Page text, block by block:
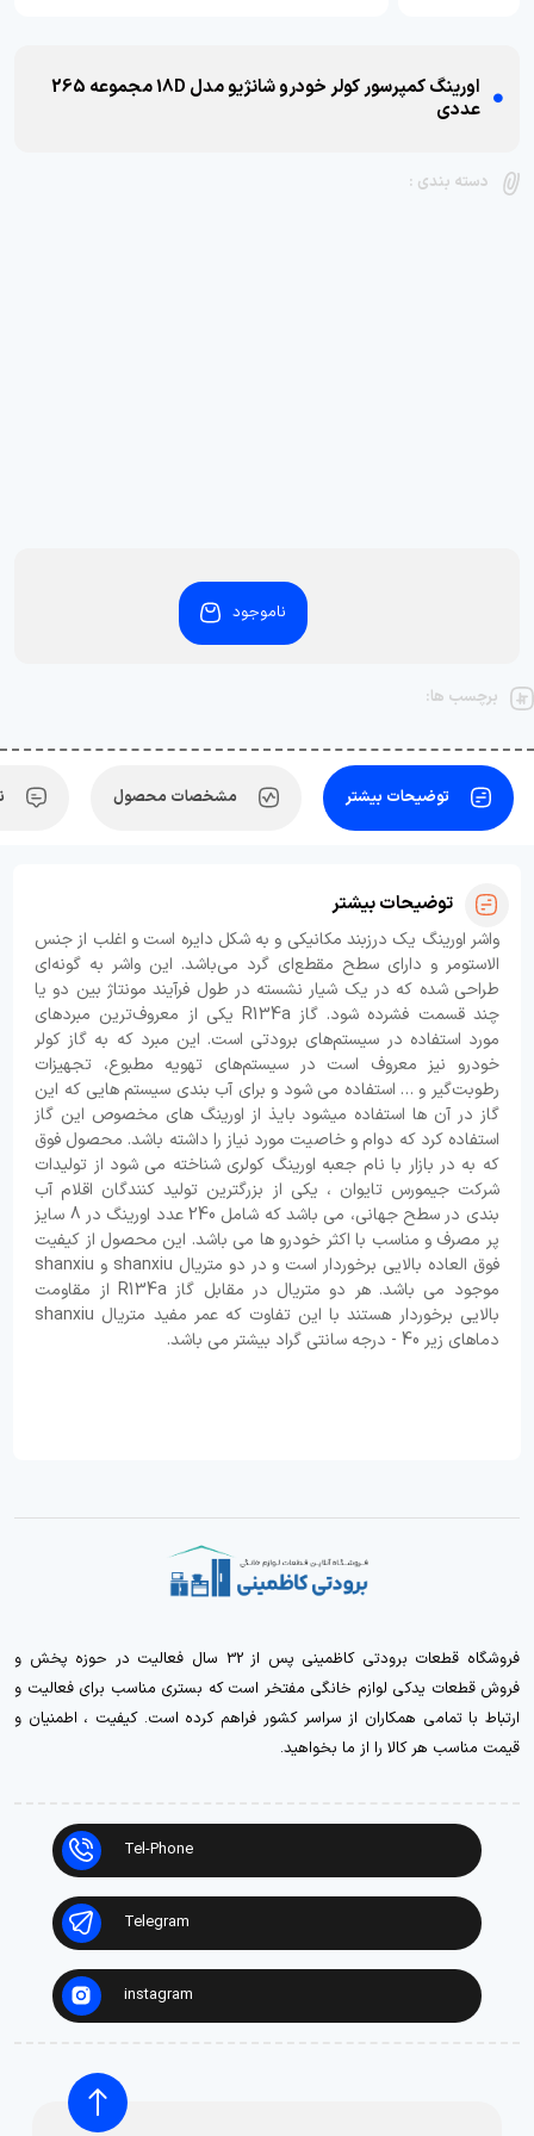
اورینگ کمپرسور کولر خودرو شانژیو مدل 18D مجموعه 265
عددی
دسته بندی :
ناموجود
برچسب ها:
توضیحات بیشتر مشخصات محصول
توضیحات بیشتر
واشر اورینگ یک درزبند مکانیکی و به شکل دایره‌ است و اغلب از جنس
الاستومر و دارای سطح مقطع‌ای گرد می‌باشد. این واشر به گونه‌ای
طراحی شده که در یک شیار نشسته در طول فرآیند مونتاژ بین دو یا
چند قسمت فشرده شود. گاز R134a یکی از معروف‌ترین مبردهای
مورد استفاده در سیستم‌های برودتی است. این مبرد که به گاز کولر
خودرو نیز معروف است در سیستم‌های تهویه مطبوع، تجهیزات
رطوبت‌گیر و … استفاده می شود و برای آب بندی سیستم هایی که این
گاز در آن ها استفاده میشود بایذ از اورینگ های مخصوص این گاز
استفاده کرد که دوام و خاصیت مورد نیاز را داشته باشد. محصول فوق
که به در بازار با نام جعبه اورینگ کولری شناخته می شود از تولیدات
شرکت جیمورس تایوان ، یکی از بزرگترین تولید کنندگان اقلام آب
بندی در سطح جهانی، می باشد که شامل 240 عدد اورینگ در 8 سایز
پر مصرف و مناسب با اکثر خودرو ها می باشد. این محصول از کیفیت
فوق العاده بالایی برخوردار است و در دو متریال shanxiu و shanxiu
موجود می باشد. هر دو متریال در مقابل گاز R134a از مقاومت
بالایی برخوردار هستند با این تفاوت که عمر مفید متریال shanxiu
دماهای زیر 40 - درجه سانتی گراد بیشتر می باشد.
فروشگاه قطعات برودتی کاظمینی پس از 32 سال فعالیت در حوزه پخش و
فروش قطعات یدکی لوازم خانگی مفتخر است که بستری مناسب برای فعالیت و
ارتباط با تمامی همکاران از سراسر کشور فراهم کرده است. کیفیت ، اطمنیان و
قیمت مناسب هر کالا را از ما بخواهید.
Tel-Phone
Telegram
instagram